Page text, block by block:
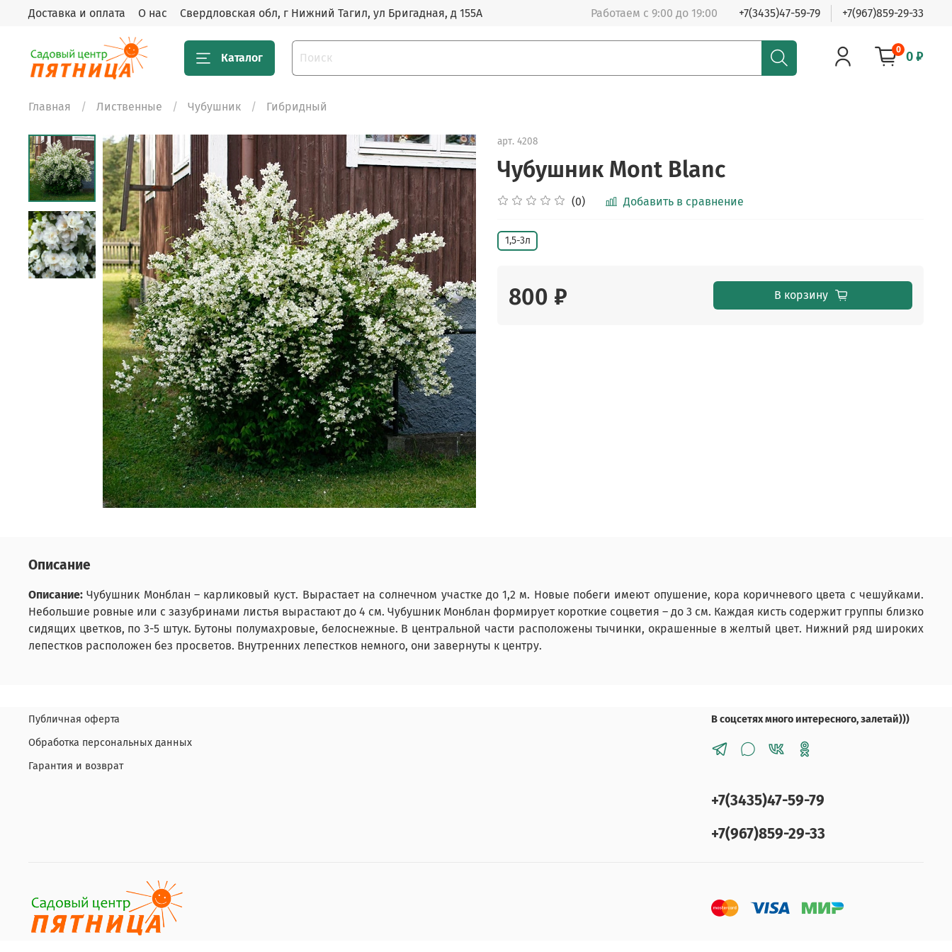
Доставка и оплата О нас Свердловская обл, г Нижний Тагил, ул Бригадная, д 155А Работаем с 9:00 до 19:00 +7(3435)47-59-79 +7(967)859-29-33
Каталог
0 0 ₽
Главная Лиственные Чубушник Гибридный
арт. 4208
Чубушник Mont Blanc
(0) Добавить в сравнение
1,5-3л
800 ₽ В корзину
Описание
Описание:Чубушник Монблан – карликовый куст. Вырастает на солнечном участке до 1,2 м. Новые побеги имеют опушение, кора коричневого цвета с чешуйками.
Небольшие ровные или с зазубринами листья вырастают до 4 см. Чубушник Монблан формирует короткие соцветия – до 3 см. Каждая кисть содержит группы близко
сидящих цветков, по 3-5 штук. Бутоны полумахровые, белоснежные. В центральной части расположены тычинки, окрашенные в желтый цвет. Нижний ряд широких
лепестков расположен без просветов. Внутренних лепестков немного, они завернуты к центру.
Публичная оферта
Обработка персональных данных
Гарантия и возврат
В соцсетях много интересного, залетай)))
+7(3435)47-59-79
+7(967)859-29-33